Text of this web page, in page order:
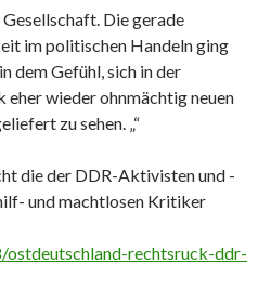
Die gerade
im politischen Handeln ging
dem Gefühl, sich in der
wieder ohnmächtig neuen
zu sehen. „“
die der DDR-Aktivisten und -
und machtlosen Kritiker
rechtsruck-ddr-